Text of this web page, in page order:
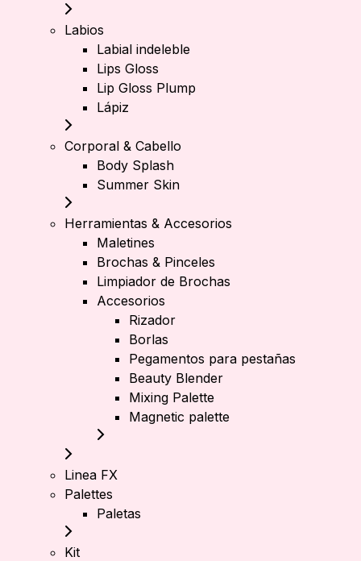
Labios
Labial indeleble
Lips Gloss
Lip Gloss Plump
Lápiz
Corporal & Cabello
Body Splash
Summer Skin
Herramientas & Accesorios
Maletines
Brochas & Pinceles
Limpiador de Brochas
Accesorios
Rizador
Borlas
Pegamentos para pestañas
Beauty Blender
Mixing Palette
Magnetic palette
Linea FX
Palettes
Paletas
Kit